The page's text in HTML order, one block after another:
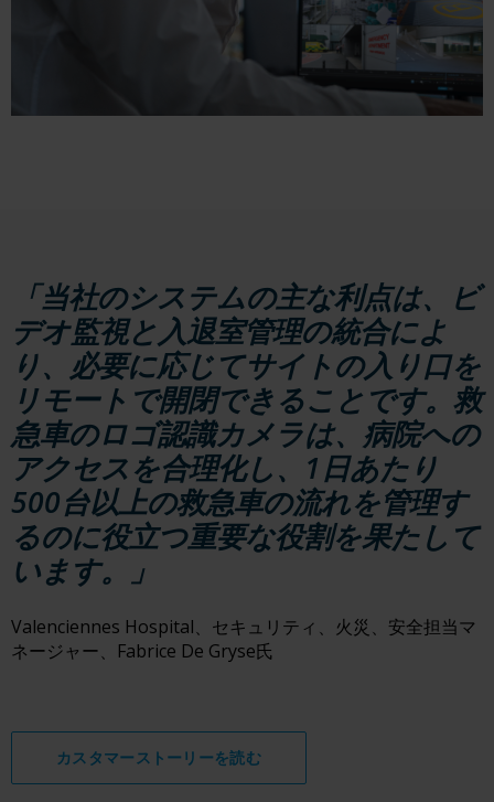
「当社のシステムの主な利点は、ビ
デオ監視と入退室管理の統合によ
り、必要に応じてサイトの入り口を
リモートで開閉できることです。救
急車のロゴ認識カメラは、病院への
アクセスを合理化し、1日あたり
500台以上の救急車の流れを管理す
るのに役立つ重要な役割を果たして
います。」
Valenciennes Hospital、セキュリティ、火災、安全担当マ
ネージャー、Fabrice De Gryse氏
カスタマーストーリーを読む